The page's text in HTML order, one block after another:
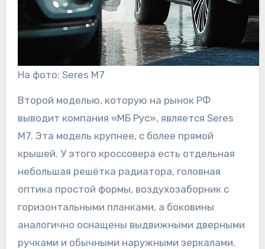
На фото: Seres M7
Второй моделью, которую на рынок РФ
выводит компания «МБ Рус», является Seres
M7. Эта модель крупнее, с более прямой
крышей. У этого кроссовера есть отдельная
небольшая решётка радиатора, головная
оптика простой формы, воздухозаборник с
горизонтальными планками, а боковины
аналогично оснащены выдвижными дверными
ручками и обычными наружными зеркалами.